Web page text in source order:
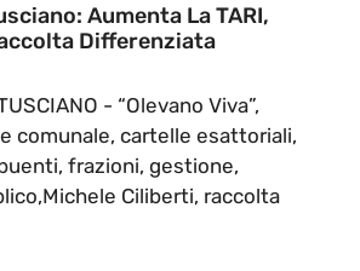
Aumenta La TARI,
Differenziata
- “Olevano Viva”,
comunale, cartelle esattoriali,
frazioni, gestione,
Ciliberti, raccolta